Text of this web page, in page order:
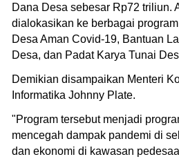
Dana Desa sebesar Rp72 triliun.
dialokasikan ke berbagai
Desa Aman Covid-19, Bantuan
Desa, dan Padat Karya Tunai
Demikian disampaikan Menteri
Informatika Johnny Plate.
"Program tersebut menjadi
mencegah dampak pandemi di
dan ekonomi di kawasan